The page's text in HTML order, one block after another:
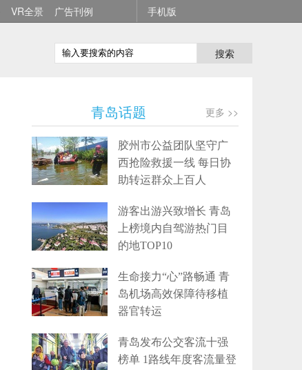
VR全景 广告刊例 手机版
搜索
青岛话题 更多 >>
胶州市公益团队坚守广
西抢险救援一线 每日协
助转运群众上百人
游客出游兴致增长 青岛
上榜境内自驾游热门目
的地TOP10
生命接力“心”路畅通 青
岛机场高效保障待移植
器官转运
青岛发布公交客流十强
榜单 1路线年度客流量登